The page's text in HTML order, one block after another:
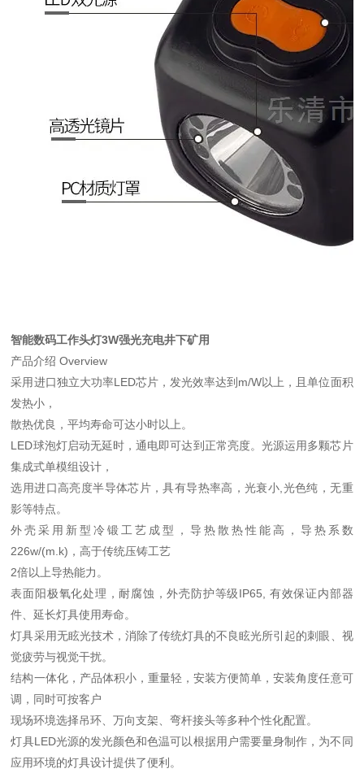
智能数码工作头灯3W强光充电井下矿用
产品介绍 Overview
采用进口独立大功率LED芯片，发光效率达到m/W以上，且单位面积
发热小，
散热优良，平均寿命可达小时以上。
LED球泡灯启动无延时，通电即可达到正常亮度。光源运用多颗芯片
集成式单模组设计，
选用进口高亮度半导体芯片，具有导热率高，光衰小,光色纯，无重
影等特点。
外壳采用新型冷锻工艺成型，导热散热性能高，导热系数
226w/(m.k)，高于传统压铸工艺
2倍以上导热能力。
表面阳极氧化处理，耐腐蚀，外壳防护等级IP65, 有效保证内部器
件、延长灯具使用寿命。
灯具采用无眩光技术，消除了传统灯具的不良眩光所引起的刺眼、视
觉疲劳与视觉干扰。
结构一体化，产品体积小，重量轻，安装方便简单，安装角度任意可
调，同时可按客户
现场环境选择吊环、万向支架、弯杆接头等多种个性化配置。
灯具LED光源的发光颜色和色温可以根据用户需要量身制作，为不同
应用环境的灯具设计提供了便利。